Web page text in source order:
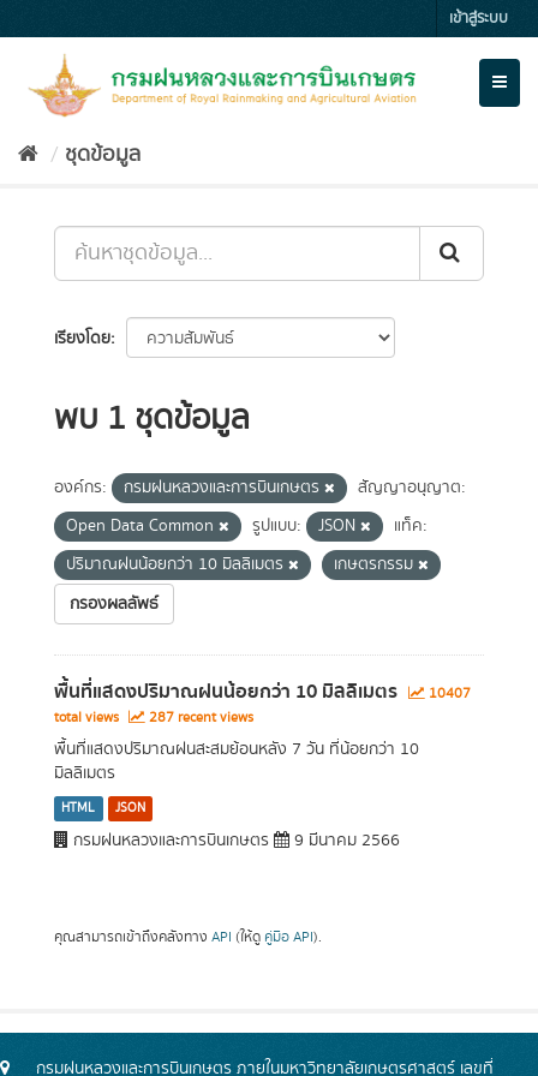
to
เข้าสู่ระบบ
ชุดข้อมูล
เรียงโดย
พบ 1 ชุดข้อมูล
องค์กร: กรมฝนหลวงและการบินเกษตร
สัญญาอนุญาต:
Open Data Common
รูปแบบ: JSON
แท็ค:
ปริมาณฝนน้อยกว่า 10 มิลลิเมตร
เกษตรกรรม
กรองผลลัพธ์
พื้นที่แสดงปริมาณฝนน้อยกว่า 10 มิลลิเมตร
10407
total views
287 recent views
พื้นที่แสดงปริมาณฝนสะสมย้อนหลัง 7 วัน ที่น้อยกว่า 10
มิลลิเมตร
HTML JSON
กรมฝนหลวงและการบินเกษตร 9 มีนาคม 2566
คุณสามารถเข้าถึงคลังทาง API (ให้ดู คู่มือ API).
กรมฝนหลวงและการบินเกษตร ภายในมหาวิทยาลัยเกษตรศาสตร์ เลขที่